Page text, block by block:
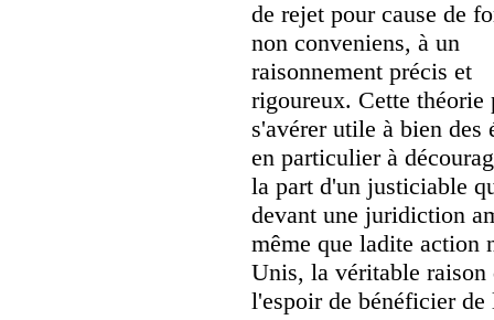
de rejet pour cause de
non conveniens, à un
raisonnement précis et
rigoureux. Cette théorie
s'avérer utile à bien des
en particulier à
la part d'un justiciable
devant une juridiction
même que ladite action
Unis, la véritable raison
l'espoir de bénéficier